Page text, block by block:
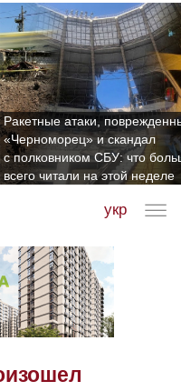
Ракетные атаки,
«Черноморец» и скандал
с полковником СБУ: что
всего читали на этой неделе
укр